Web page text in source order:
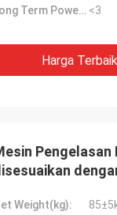
Long Term Power Stability(%): <3
Harga Terbaik
Pengelasan
Weight(kg):